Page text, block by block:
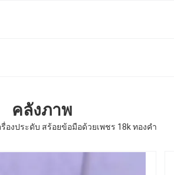
คลังภาพ
องประดับ สร้อยข้อมือด้วยเพชร 18k ทองคํา